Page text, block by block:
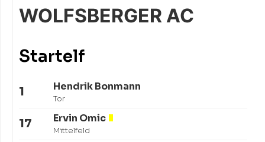
WOLFSBERGER AC
Startelf
1 Hendrik Bonmann
Tor
17 Ervin Omic
Mittelfeld